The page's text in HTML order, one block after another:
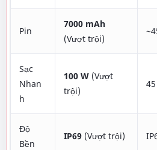
Pin
7000 mAh
(Vượt trội)
Sạc
Nhan
h
100 W (Vượt
trội)
Độ
Bền
IP69 (Vượt trội)